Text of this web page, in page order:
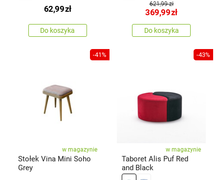
62,99zł
Do koszyka
621,99 zł
369,99zł
Do koszyka
-41%
w magazynie
Stołek Vina Mini Soho
Grey
-43%
w magazynie
Taboret Alis Puf Red
and Black